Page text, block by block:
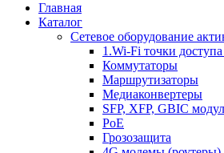
Главная
Каталог
Сетевое оборудование
1.Wi-Fi точки
Коммутаторы
Маршрутизаторы
Медиаконвертеры
SFP, XFP, GBIC
PoE
Грозозащита